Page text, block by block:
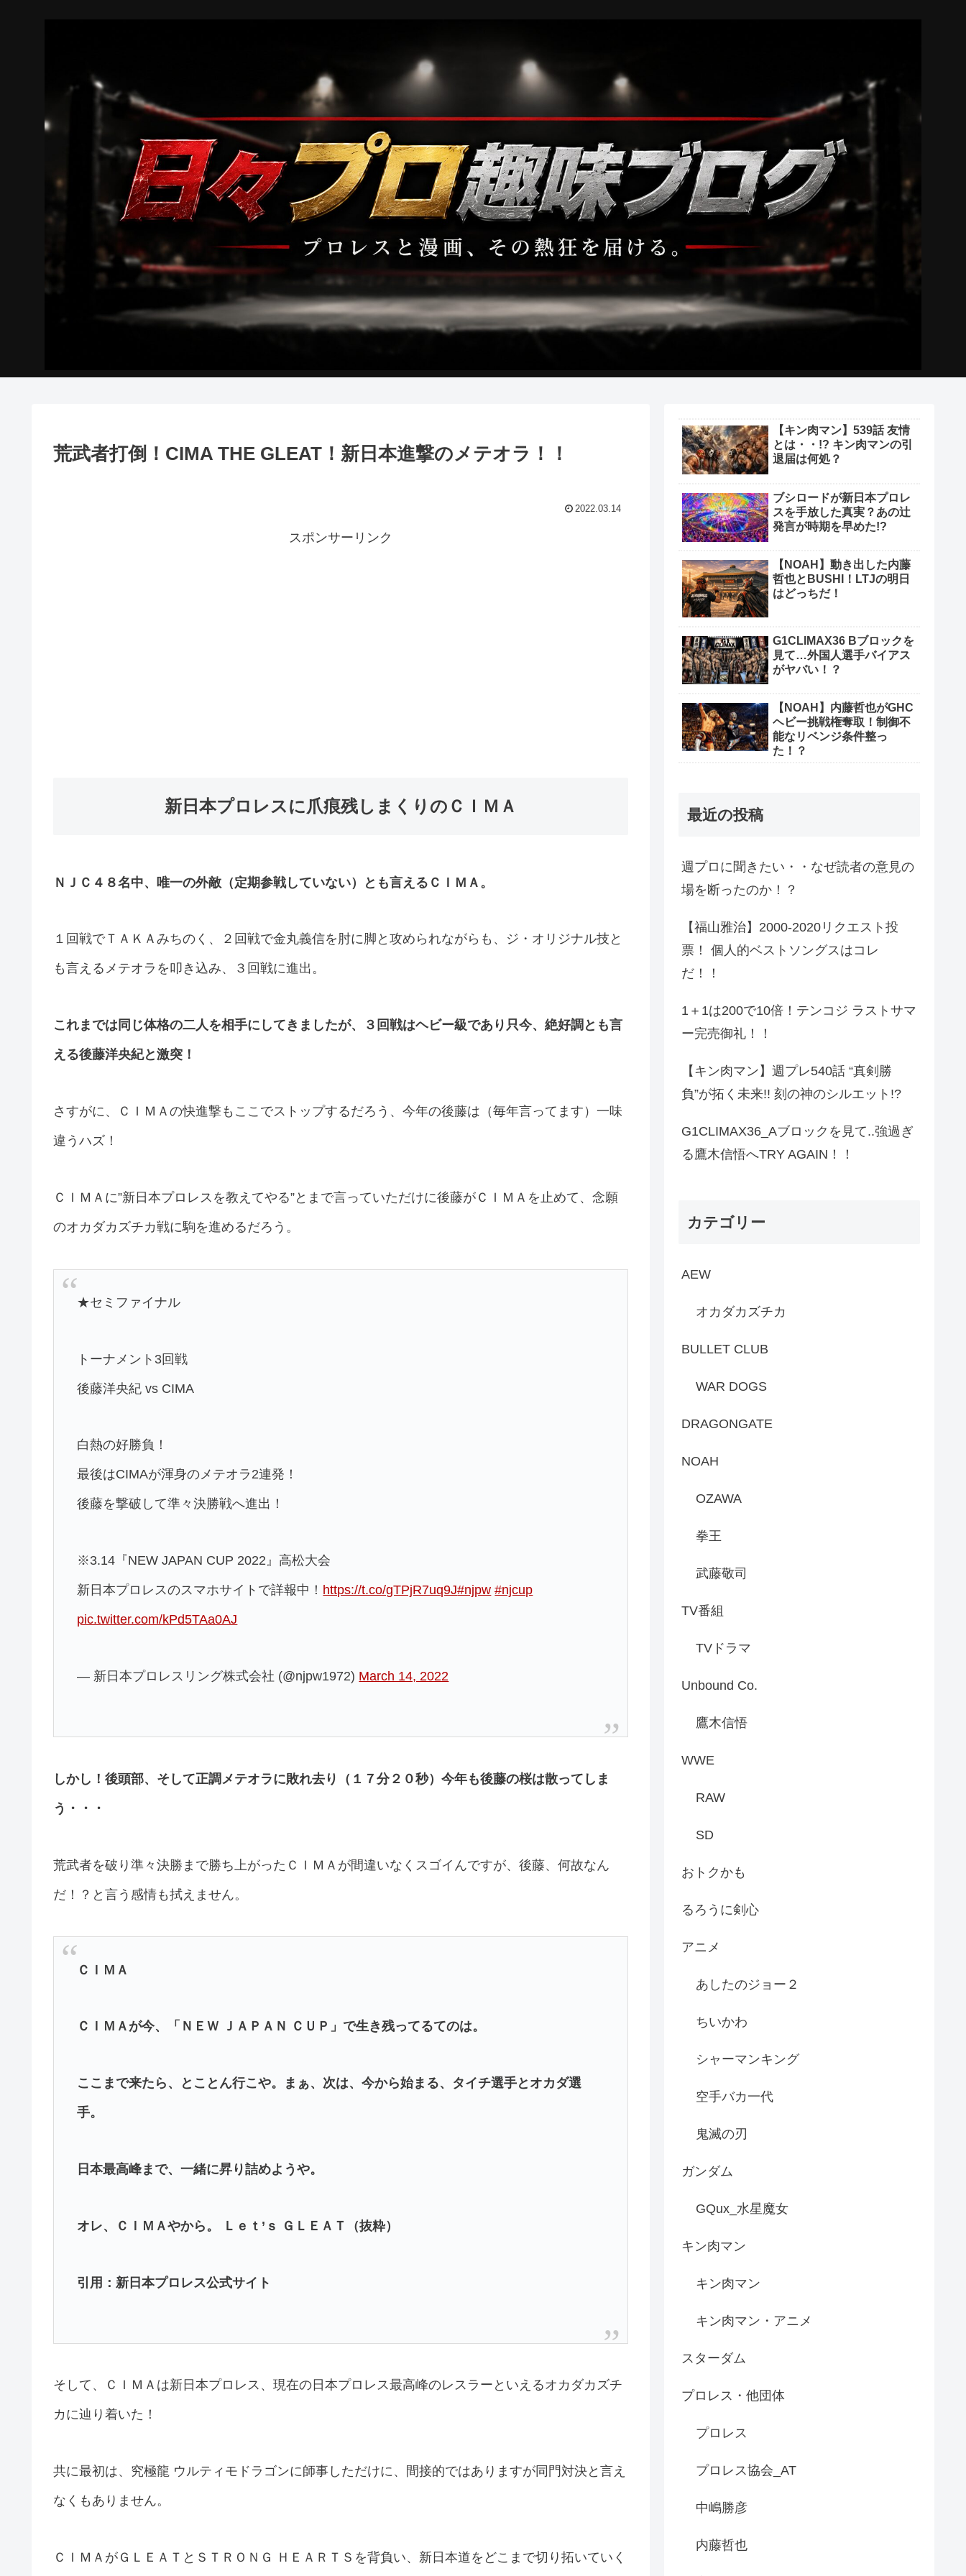
荒武者打倒！CIMA THE GLEAT！新日本進撃のメテオラ！！
2022.03.14
スポンサーリンク
新日本プロレスに爪痕残しまくりのＣＩＭＡ
ＮＪＣ４８名中、唯一の外敵（定期参戦していない）とも言えるＣＩＭＡ。
１回戦でＴＡＫＡみちのく、２回戦で金丸義信を肘に脚と攻められながらも、ジ・オリジナル技と
も言えるメテオラを叩き込み、３回戦に進出。
これまでは同じ体格の二人を相手にしてきましたが、３回戦はヘビー級であり只今、絶好調とも言
える後藤洋央紀と激突！
さすがに、ＣＩＭＡの快進撃もここでストップするだろう、今年の後藤は（毎年言ってます）一味
違うハズ！
ＣＩＭＡに”新日本プロレスを教えてやる”とまで言っていただけに後藤がＣＩＭＡを止めて、念願
のオカダカズチカ戦に駒を進めるだろう。
★セミファイナル
トーナメント3回戦
後藤洋央紀 vs CIMA
白熱の好勝負！
最後はCIMAが渾身のメテオラ2連発！
後藤を撃破して準々決勝戦へ進出！
※3.14『NEW JAPAN CUP 2022』高松大会
新日本プロレスのスマホサイトで詳報中！ https://t.co/gTPjR7uq9J#njpw #njcup
pic.twitter.com/kPd5TAa0AJ
— 新日本プロレスリング株式会社 (@njpw1972) March 14, 2022
しかし！後頭部、そして正調メテオラに敗れ去り（１７分２０秒）今年も後藤の桜は散ってしま
う・・・
荒武者を破り準々決勝まで勝ち上がったＣＩＭＡが間違いなくスゴイんですが、後藤、何故なん
だ！？と言う感情も拭えません。
ＣＩＭＡ
ＣＩＭＡが今、「ＮＥＷ ＪＡＰＡＮ ＣＵＰ」で生き残ってるてのは。
ここまで来たら、とことん行こや。まぁ、次は、今から始まる、タイチ選手とオカダ選
手。
日本最高峰まで、一緒に昇り詰めようや。
オレ、ＣＩＭＡやから。 Ｌｅｔ’ｓ ＧＬＥＡＴ（抜粋）
引用：新日本プロレス公式サイト
そして、ＣＩＭＡは新日本プロレス、現在の日本プロレス最高峰のレスラーといえるオカダカズチ
カに辿り着いた！
共に最初は、究極龍 ウルティモドラゴンに師事しただけに、間接的ではありますが同門対決と言え
なくもありません。
ＣＩＭＡがＧＬＥＡＴとＳＴＲＯＮＧ ＨＥＡＲＴＳを背負い、新日本道をどこまで切り拓いていく
【キン肉マン】539話 友情
とは・・!? キン肉マンの引
退届は何処？
ブシロードが新日本プロレ
スを手放した真実？あの辻
発言が時期を早めた!?
【NOAH】動き出した内藤
哲也とBUSHI！LTJの明日
はどっちだ！
G1CLIMAX36 Bブロックを
見て…外国人選手バイアス
がヤバい！？
【NOAH】内藤哲也がGHC
ヘビー挑戦権奪取！制御不
能なリベンジ条件整っ
た！？
最近の投稿
週プロに聞きたい・・なぜ読者の意見の
場を断ったのか！？
【福山雅治】2000-2020リクエスト投
票！ 個人的ベストソングスはコレ
だ！！
1＋1は200で10倍！テンコジ ラストサマ
ー完売御礼！！
【キン肉マン】週プレ540話 “真剣勝
負”が拓く未来!! 刻の神のシルエット!?
G1CLIMAX36_Aブロックを見て..強過ぎ
る鷹木信悟へTRY AGAIN！！
カテゴリー
AEW
オカダカズチカ
BULLET CLUB
WAR DOGS
DRAGONGATE
NOAH
OZAWA
拳王
武藤敬司
TV番組
TVドラマ
Unbound Co.
鷹木信悟
WWE
RAW
SD
おトクかも
るろうに剣心
アニメ
あしたのジョー２
ちいかわ
シャーマンキング
空手バカ一代
鬼滅の刃
ガンダム
GQux_水星魔女
キン肉マン
キン肉マン
キン肉マン・アニメ
スターダム
プロレス・他団体
プロレス
プロレス協会_AT
中嶋勝彦
内藤哲也